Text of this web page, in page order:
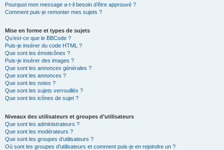
Pourquoi mon message a-t-il besoin d’être approuvé ?
Comment puis-je remonter mes sujets ?
Mise en forme et types de sujets
Qu’est-ce que le BBCode ?
Puis-je insérer du code HTML ?
Que sont les émoticônes ?
Puis-je insérer des images ?
Que sont les annonces générales ?
Que sont les annonces ?
Que sont les notes ?
Que sont les sujets verrouillés ?
Que sont les icônes de sujet ?
Niveaux des utilisateurs et groupes d’utilisateurs
Que sont les administrateurs ?
Que sont les modérateurs ?
Que sont les groupes d’utilisateurs ?
Où sont les groupes d’utilisateurs et comment puis-je en rejoindre un ?